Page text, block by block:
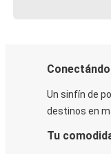
Un sinfín de
destinos en
Tu